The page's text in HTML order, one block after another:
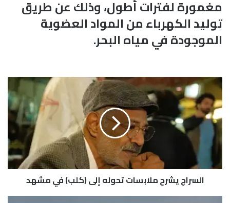
مغمورة لفترات أطول، وذلك عن طريق
توليد الكهرباء من المواد العضوية
الموجودة في مياه البحر.
ا
ل
س
ر
ج
ي
ر
السراج يشرح ملابسات تحوله إلى (كلب) في مشهد